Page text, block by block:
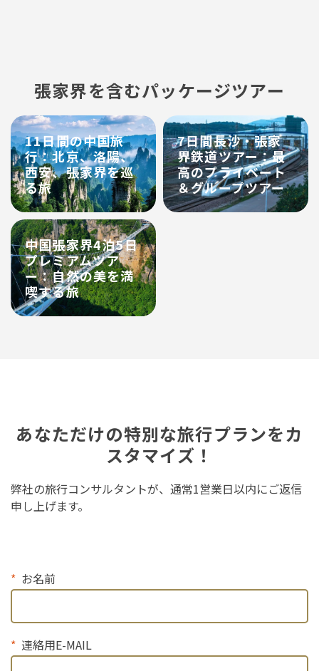
張家界を含むパッケージツアー
11日間の中国旅
行：北京、洛陽、
西安、張家界を巡
る旅
7日間長沙・張家
界鉄道ツアー：最
高のプライベート
＆グループツアー
中国張家界4泊5日
プレミアムツア
ー：自然の美を満
喫する旅
あなただけの特別な旅行プランをカ
スタマイズ！
弊社の旅行コンサルタントが、通常1営業日以内にご返信
申し上げます。
お名前
連絡用E-MAIL